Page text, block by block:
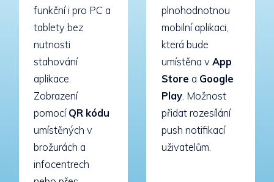
funkční i pro PC a
tablety bez
nutnosti
stahování
aplikace.
Zobrazení
pomocí QR kódu
umístěných v
brožurách a
infocentrech
plnohodnotnou
mobilní aplikaci,
která bude
umístěna v App
Store a Google
Play. Možnost
přidat rozesílání
push notifikací
uživatelům.